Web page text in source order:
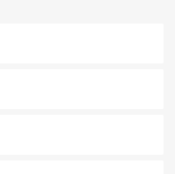
元の風情を楽しめる外せないスポット